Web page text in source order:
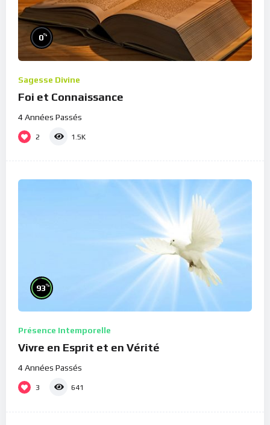
0%
Sagesse Divine
Foi et Connaissance
4 Années Passés
2 1.5K
93%
Présence Intemporelle
Vivre en Esprit et en Vérité
4 Années Passés
3 641